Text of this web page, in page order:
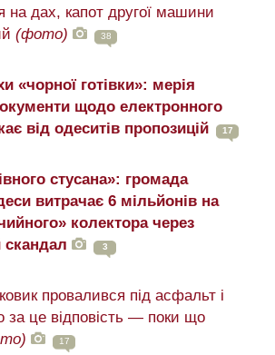
на дах, капот другої машини
(фото) 38
«чорної готівки»: мерія
щодо електронного
від одеситів пропозицій
17
стусана»: громада
витрачає 6 мільйонів на
колектора через
3
провалився під асфальт і
за це відповість — поки що
17